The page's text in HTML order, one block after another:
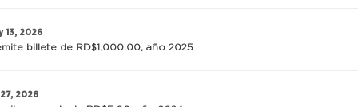
13, 2026
billete de RD$1,000.00, año 2025
2026